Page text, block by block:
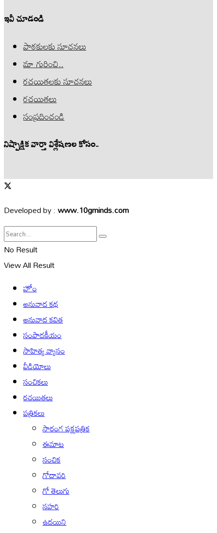
ఇవీ చూడండి
పాఠకులకు సూచనలు
మా గురించి..
రచయితలకు సూచనలు
రచయితలు
సంప్రదించండి
నిష్పాక్షిక వార్తా విశ్లేషణల కోసం..
Developed by :www.10gminds.com
No Result
View All Result
హోం
అనువాద కథ
అనువాద కవిత
సంపాదకీయం
సాహిత్య వ్యాసం
వీడియోలు
సంచికలు
రచయితలు
పత్రికలు
సారంగ పక్షపత్రిక
ఈమాట
సంచిక
గోదావరి
గో తెలుగు
సహరి
ఉదయిని